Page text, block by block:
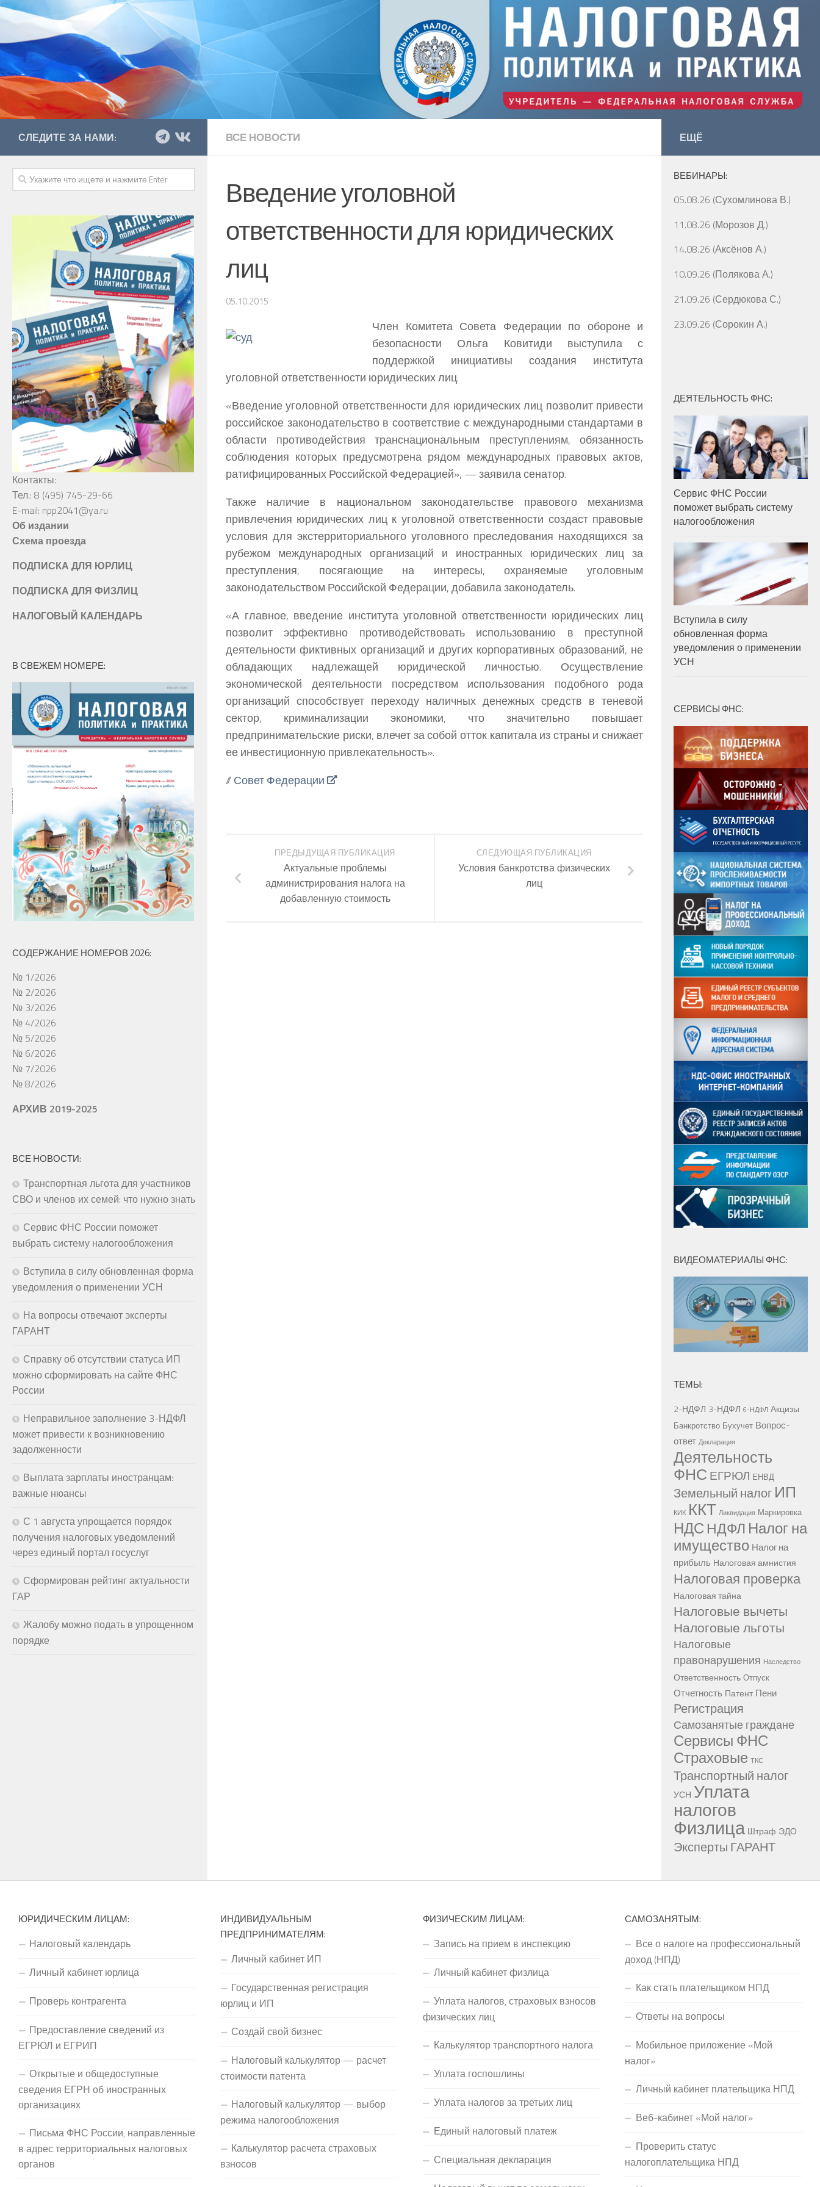
ВСЕ НОВОСТИ
Введение уголовной
ответственности для юридических
лиц
05.10.2015
Член Комитета Совета Федерации по обороне и
безопасности Ольга Ковитиди выступила с
поддержкой инициативы создания института
уголовной ответственности юридических лиц.
«Введение уголовной ответственности для юридических лиц позволит привести
российское законодательство в соответствие с международными стандартами в
области противодействия транснациональным преступлениям, обязанность
соблюдения которых предусмотрена рядом международных правовых актов,
ратифицированных Российской Федерацией», — заявила сенатор.
Также наличие в национальном законодательстве правового механизма
привлечения юридических лиц к уголовной ответственности создаст правовые
условия для экстерриториального уголовного преследования находящихся за
рубежом международных организаций и иностранных юридических лиц за
преступления, посягающие на интересы, охраняемые уголовным
законодательством Российской Федерации, добавила законодатель.
«А главное, введение института уголовной ответственности юридических лиц
позволит эффективно противодействовать использованию в преступной
деятельности фиктивных организаций и других корпоративных образований, не
обладающих надлежащей юридической личностью. Осуществление
экономической деятельности посредством использования подобного рода
организаций способствует переходу наличных денежных средств в теневой
сектор, криминализации экономики, что значительно повышает
предпринимательские риски, влечет за собой отток капитала из страны и снижает
ее инвестиционную привлекательность».
//Совет Федерации
СЛЕДУЮЩАЯ ПУБЛИКАЦИЯ
Условия банкротства физических
лиц
ПРЕДЫДУЩАЯ ПУБЛИКАЦИЯ
Актуальные проблемы
администрирования налога на
добавленную стоимость
СЛЕДИТЕ ЗА НАМИ:
Контакты:
Тел.: 8 (495) 745-29-66
E-mail: npp2041@ya.ru
Об издании
Схема проезда
ПОДПИСКА ДЛЯ ЮРЛИЦ
ПОДПИСКА ДЛЯ ФИЗЛИЦ
НАЛОГОВЫЙ КАЛЕНДАРЬ
В СВЕЖЕМ НОМЕРЕ:
СОДЕРЖАНИЕ НОМЕРОВ 2026:
№ 1/2026
№ 2/2026
№ 3/2026
№ 4/2026
№ 5/2026
№ 6/2026
№ 7/2026
№ 8/2026
АРХИВ 2019-2025
ВСЕ НОВОСТИ:
Транспортная льгота для участников
СВО и членов их семей: что нужно знать
Сервис ФНС России поможет
выбрать систему налогообложения
Вступила в силу обновленная форма
уведомления о применении УСН
На вопросы отвечают эксперты
ГАРАНТ
Справку об отсутствии статуса ИП
можно сформировать на сайте ФНС
России
Неправильное заполнение 3-НДФЛ
может привести к возникновению
задолженности
Выплата зарплаты иностранцам:
важные нюансы
С 1 августа упрощается порядок
получения налоговых уведомлений
через единый портал госуслуг
Сформирован рейтинг актуальности
ГАР
Жалобу можно подать в упрощенном
порядке
ЕЩЁ
ВЕБИНАРЫ:
05.08.26 (Сухомлинова В.)
11.08.26 (Морозов Д.)
14.08.26 (Аксёнов А.)
10.09.26 (Полякова А.)
21.09.26 (Сердюкова С.)
23.09.26 (Сорокин А.)
ДЕЯТЕЛЬНОСТЬ ФНС:
Сервис ФНС России
поможет выбрать систему
налогообложения
Вступила в силу
обновленная форма
уведомления о применении
УСН
СЕРВИСЫ ФНС:
ВИДЕОМАТЕРИАЛЫ ФНС:
ТЕМЫ:
2-НДФЛ 3-НДФЛ 6-НДФЛ Акцизы
Банкротство Бухучет Вопрос-
ответ Декларация
Деятельность
ФНС ЕГРЮЛ ЕНВД
Земельный налог ИП
КИК ККТ Ликвидация Маркировка
НДС НДФЛ Налог на
имущество Налог на
прибыль Налоговая амнистия
Налоговая проверка
Налоговая тайна
Налоговые вычеты
Налоговые льготы
Налоговые
правонарушения Наследство
Ответственность Отпуск
Отчетность Патент Пени
Регистрация
Самозанятые граждане
Сервисы ФНС
Страховые ТКС
Транспортный налог
УСН Уплата
налогов
Физлица Штраф ЭДО
Эксперты ГАРАНТ
ЮРИДИЧЕСКИМ ЛИЦАМ:
Налоговый календарь
Личный кабинет юрлица
Проверь контрагента
Предоставление сведений из
ЕГРЮЛ и ЕГРИП
Открытые и общедоступные
сведения ЕГРН об иностранных
организациях
Письма ФНС России, направленные
в адрес территориальных налоговых
органов
ИНДИВИДУАЛЬНЫМ
ПРЕДПРИНИМАТЕЛЯМ:
Личный кабинет ИП
Государственная регистрация
юрлиц и ИП
Создай свой бизнес
Налоговый калькулятор — расчет
стоимости патента
Налоговый калькулятор — выбор
режима налогообложения
Калькулятор расчета страховых
взносов
ФИЗИЧЕСКИМ ЛИЦАМ:
Запись на прием в инспекцию
Личный кабинет физлица
Уплата налогов, страховых взносов
физических лиц
Калькулятор транспортного налога
Уплата госпошлины
Уплата налогов за третьих лиц
Единый налоговый платеж
Специальная декларация
САМОЗАНЯТЫМ:
Все о налоге на профессиональный
доход (НПД)
Как стать плательщиком НПД
Ответы на вопросы
Мобильное приложение «Мой
налог»
Личный кабинет плательщика НПД
Веб-кабинет «Мой налог»
Проверить статус
налогоплательщика НПД